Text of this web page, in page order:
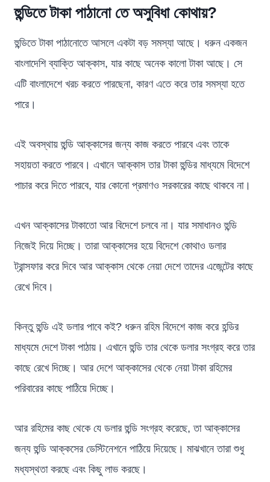
হুন্ডিতে টাকা পাঠানো তে অসুবিধা কোথায়?
হুন্ডিতে টাকা পাঠানোতে আসলে একটা বড় সমস্যা আছে। ধরুন একজন
বাংলাদেশি ব্যাক্তি আক্কাস, যার কাছে অনেক কালো টাকা আছে। সে
এটি বাংলাদেশে খরচ করতে পারছেনা, কারণ এতে করে তার সমস্যা হতে
পারে।
এই অবস্থায় হুন্ডি আক্কাসের জন্য কাজ করতে পারবে এবং তাকে
সহায়তা করতে পারবে। এখানে আক্কাস তার টাকা হুন্ডির মাধ্যমে বিদেশে
পাচার করে দিতে পারবে, যার কোনো প্রমাণও সরকারের কাছে থাকবে না।
এখন আক্কাসের টাকাতো আর বিদেশে চলবে না। যার সমাধানও হুন্ডি
নিজেই দিয়ে দিচ্ছে। তারা আক্কাসের হয়ে বিদেশে কোথাও ডলার
ট্রান্সফার করে দিবে আর আক্কাস থেকে নেয়া দেশে তাদের এজেন্টের কাছে
রেখে দিবে।
কিন্তু হুন্ডি এই ডলার পাবে কই? ধরুন রহিম বিদেশে কাজ করে হন্ডির
মাধ্যমে দেশে টাকা পাঠায়। এখানে হুন্ডি তার থেকে ডলার সংগ্রহ করে তার
কাছে রেখে দিচ্ছে। আর দেশে আক্কাসের থেকে নেয়া টাকা রহিমের
পরিবারের কাছে পাঠিয়ে দিচ্ছে।
আর রহিমের কাছ থেকে যে ডলার হুন্ডি সংগ্রহ করেছে, তা আক্কাসের
জন্য হুন্ডি আক্কসের ডেস্টিনেশনে পাঠিয়ে দিয়েছে। মাঝখানে তারা শুধু
মধ্যস্থতা করছে এবং কিছু লাভ করছে।